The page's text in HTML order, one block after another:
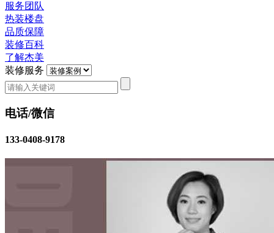
服务团队
热装楼盘
品质保障
装修百科
了解杰美
装修服务
电话/微信
133-0408-9178